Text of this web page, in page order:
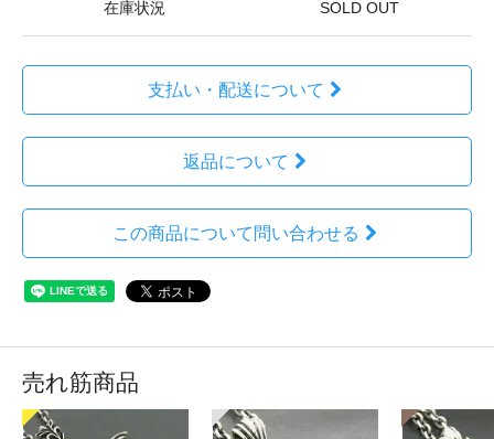
在庫状況 SOLD OUT
支払い・配送について
返品について
この商品について問い合わせる
売れ筋商品